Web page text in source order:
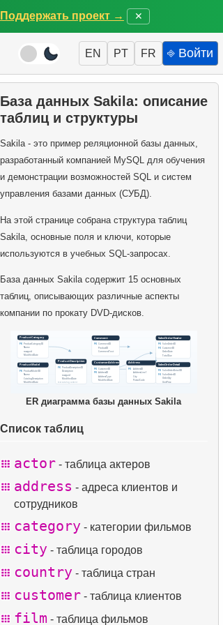
Поддержать проект → ✕
EN PT FR ⎆ Войти
База данных Sakila: описание
таблиц и структуры
Sakila - это пример реляционной базы данных,
разработанный компанией MySQL для обучения
и демонстрации возможностей SQL и систем
управления базами данных (СУБД).
На этой странице собрана структура таблиц
Sakila, основные поля и ключи, которые
используются в учебных SQL-запросах.
База данных Sakila содержит 15 основных
таблиц, описывающих различные аспекты
компании по прокату DVD-дисков.
ER диаграмма базы данных Sakila
Список таблиц
actor - таблица актеров
address - адреса клиентов и
сотрудников
category - категории фильмов
city - таблица городов
country - таблица стран
customer - таблица клиентов
film - таблица фильмов